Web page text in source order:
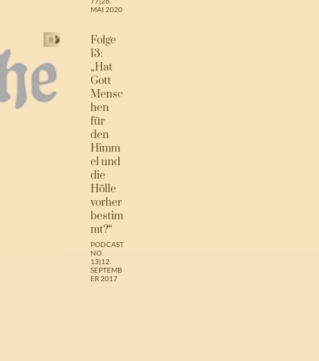
MAI 2020
Folge
13:
„Hat
Gott
Mensc
hen
für
den
Himm
el und
die
Hölle
vorher
bestim
mt?“
PODCAST
NO.
13|12.
SEPTEMB
ER 2017